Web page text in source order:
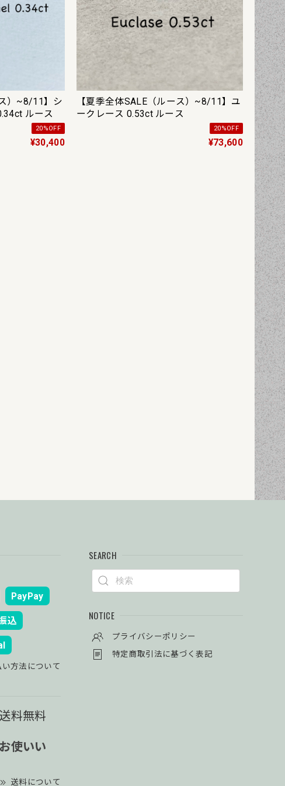
）~8/11】シ
ルース
20%OFF
¥30,400
【夏季全体SALE（ルース）~8/11】ユ
ークレース 0.53ct ルース
20%OFF
¥73,600
PayPay
込
い方法について
料無料
使いい
送料について
SEARCH
NOTICE
プライバシーポリシー
特定商取引法に基づく表記